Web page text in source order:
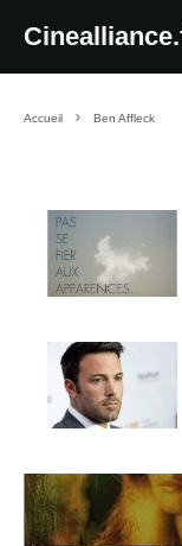
Accueil Ben Affleck